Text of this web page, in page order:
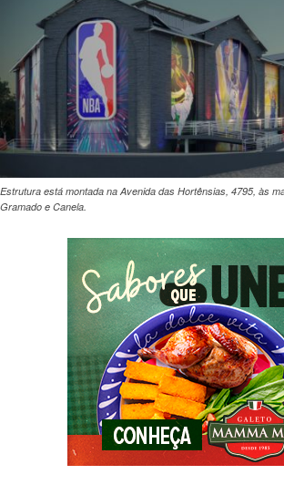
Estrutura está montada na Avenida das Hortênsias, 4795, às
Gramado e Canela.